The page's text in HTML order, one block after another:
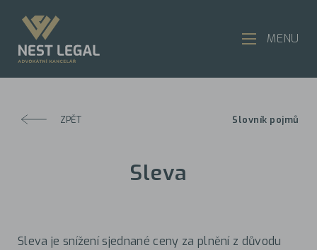
ZPĚT Slovník pojmů
Sleva
Sleva je snížení sjednané ceny za plnění z důvodu
MENU